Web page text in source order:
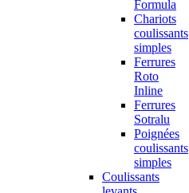
Formula
Chariots
coulissants
simples
Ferrures
Roto
Inline
Ferrures
Sotralu
Poignées
coulissants
simples
Coulissants